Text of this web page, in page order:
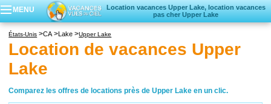
MENU
Location vacances Upper Lake, location vacances
pas cher Upper Lake
Locations vacances
États-Unis CA Lake Upper Lake
Location de vacances Upper
Lake
Comparez les offres de locations près de Upper Lake en un clic.